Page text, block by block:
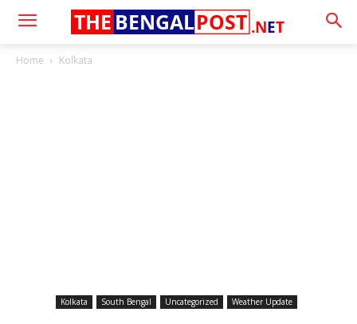
.NET
THE BENGALPOST
Home Kolkata
Kolkata South Bengal Uncategorized Weather Update